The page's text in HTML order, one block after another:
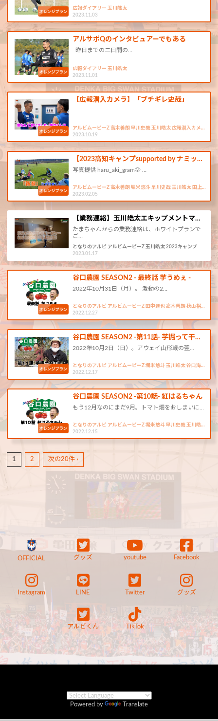
広報ダイアリー 玉川皓太
2023.11.03
アルサポQのインタビュアーでもある
昨日までの二日間の…
広報ダイアリー 玉川皓太
2023.11.01
【広報潜入カメラ】「ブチギレ史哉」
アルビムービーZ 高木善朗 早川史哉 玉川皓太 広報潜入カメ…
2023.10.19
【2023高知キャンプsupported by ナミッ…
写真提供 haru_aki_gram🐶 …
アルビムービーZ 高木善朗 堀米悠斗 早川史哉 玉川皓太 田上…
2023.02.05
【業務連絡】玉川皓太エキップメントマ…
たまちゃんからの業務連絡は、ホワイトプランで
ご…
となりのアルビ アルビムービーZ 玉川皓太 2023キャンプ
2023.01.17
谷口農園 SEASON2 - 最終話 芋うめぇ -
2022年10月31日（月）。 激動の2…
となりのアルビ アルビムービーZ 田中達也 高木善朗 秋山裕…
2022.12.27
谷口農園 SEASON2 -第11話- 芋掘って干…
2022年10月2日（日）。アウェイ山形戦の翌…
となりのアルビ アルビムービーZ 堀米悠斗 玉川皓太 谷口海…
2022.12.17
谷口農園 SEASON2 -第10話- 紅はるちゃん
もう12月なのにまだ9月。トマト畑をおしまいに…
となりのアルビ アルビムービーZ 堀米悠斗 早川史哉 玉川皓…
2022.12.15
1 2 次の20件 ›
OFFICIAL グッズ youtube Facebook
Instagram LINE Twitter グッズ
アルビくん TikTok
Powered by Translate